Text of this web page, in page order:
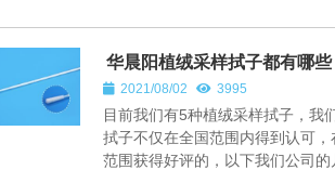
华晨阳植绒采样拭子都有哪些
2021/08/02 3995
目前我们有5种植绒采样拭子，我
拭子不仅在全国范围内得到认可，
范围获得好评的，以下我们公司